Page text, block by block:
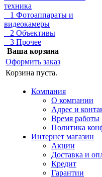
техника
1 Фотоаппараты и
видеокамеры
2 Объективы
3 Прочее
Ваша корзина
Оформить заказ
Корзина пуста.
Компания
О компании
Адрес и
Время работы
Политика
Интернет магазин
Акции
Доставка и
Кредит
Гарантии